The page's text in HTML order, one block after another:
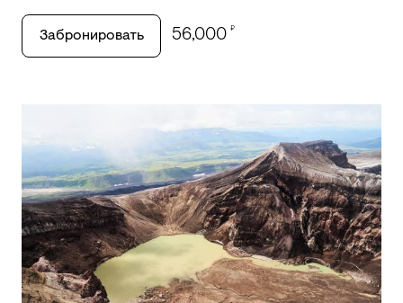
Забронировать 56,000 ₽